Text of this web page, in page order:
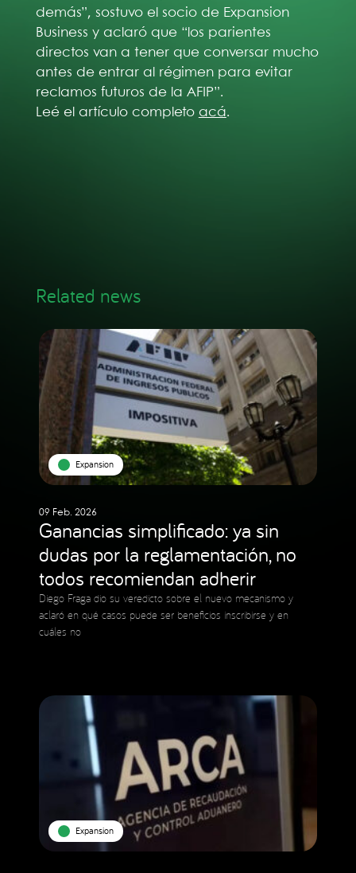
demás”, sostuvo el socio de Expansion
Business y aclaró que “los parientes
directos van a tener que conversar mucho
antes de entrar al régimen para evitar
reclamos futuros de la AFIP”.
Leé el artículo completo acá.
Related news
Expansion
09 Feb. 2026
Ganancias simplificado: ya sin
dudas por la reglamentación, no
todos recomiendan adherir
Diego Fraga dio su veredicto sobre el nuevo mecanismo y
aclaró en qué casos puede ser beneficios inscribirse y en
cuáles no
Expansion